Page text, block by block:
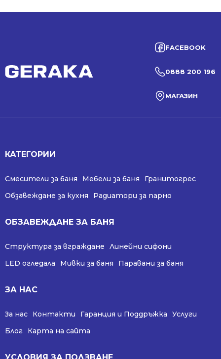
FACEBOOK
0888 200 196
МАГАЗИН
КАТЕГОРИИ
Смесители за баня Мебели за баня
Гранитогрес
Обзавеждане за кухня
Радиатори за парно
ОБЗАВЕЖДАНЕ ЗА БАНЯ
Структура за вграждане
Линейни сифони
LED огледала
Мивки за баня Паравани за баня
ЗА НАС
За нас Контакти Гаранция и Поддръжка
Услуги
Блог
Карта на сайта